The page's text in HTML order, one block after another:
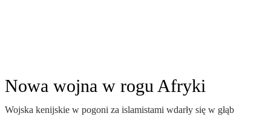
Nowa wojna w rogu Afryki
Wojska kenijskie w pogoni za islamistami wdarły się w głąb